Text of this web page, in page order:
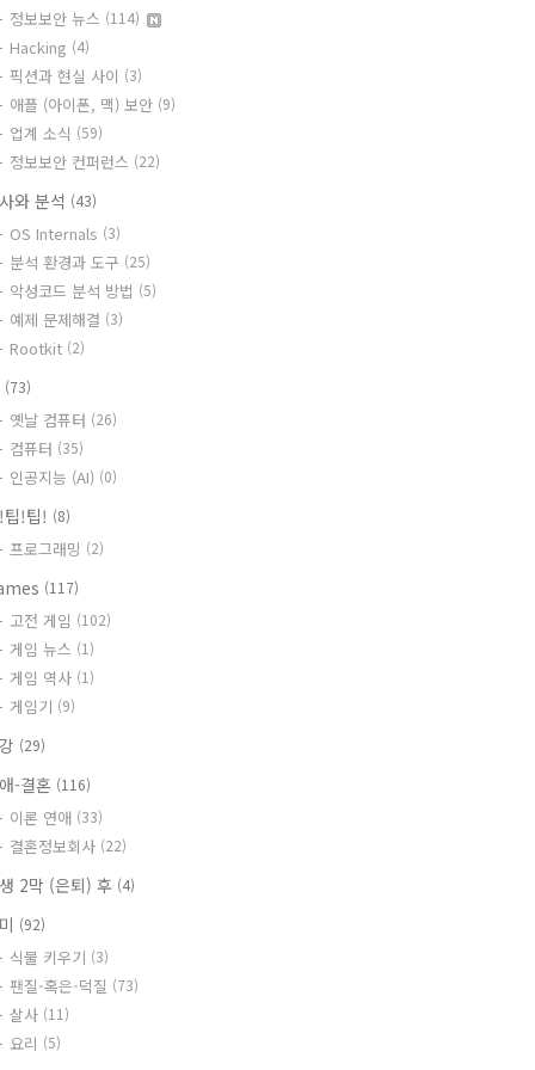
정보보안 뉴스 (114)
Hacking (4)
픽션과 현실 사이 (3)
애플 (아이폰, 맥) 보안 (9)
업계 소식 (59)
정보보안 컨퍼런스 (22)
와 분석 (43)
OS Internals (3)
분석 환경과 도구 (25)
악성코드 분석 방법 (5)
예제 문제해결 (3)
Rootkit (2)
(73)
옛날 컴퓨터 (26)
컴퓨터 (35)
인공지능 (AI) (0)
팁!팁! (8)
프로그래밍 (2)
(117)
고전 게임 (102)
게임 뉴스 (1)
게임 역사 (1)
게임기 (9)
(29)
-결혼 (116)
이론 연애 (33)
결혼정보회사 (22)
2막 (은퇴) 후 (4)
(92)
식물 키우기 (3)
팬질-혹은-덕질 (73)
살사 (11)
요리 (5)